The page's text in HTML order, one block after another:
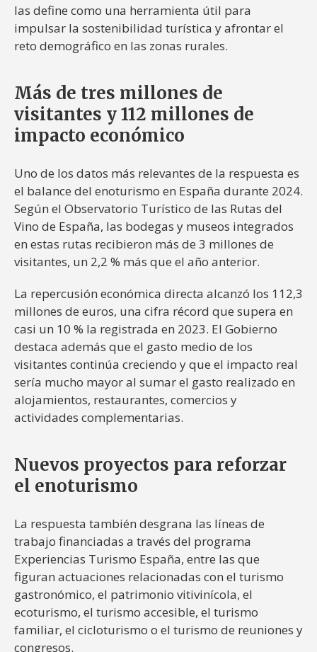
las define como una herramienta útil para
impulsar la sostenibilidad turística y afrontar el
reto demográfico en las zonas rurales.
Más de tres millones de
visitantes y 112 millones de
impacto económico
Uno de los datos más relevantes de la respuesta es
el balance del enoturismo en España durante 2024.
Según el Observatorio Turístico de las Rutas del
Vino de España, las bodegas y museos integrados
en estas rutas recibieron más de 3 millones de
visitantes, un 2,2 % más que el año anterior.
La repercusión económica directa alcanzó los 112,3
millones de euros, una cifra récord que supera en
casi un 10 % la registrada en 2023. El Gobierno
destaca además que el gasto medio de los
visitantes continúa creciendo y que el impacto real
sería mucho mayor al sumar el gasto realizado en
alojamientos, restaurantes, comercios y
actividades complementarias.
Nuevos proyectos para reforzar
el enoturismo
La respuesta también desgrana las líneas de
trabajo financiadas a través del programa
Experiencias Turismo España, entre las que
figuran actuaciones relacionadas con el turismo
gastronómico, el patrimonio vitivinícola, el
ecoturismo, el turismo accesible, el turismo
familiar, el cicloturismo o el turismo de reuniones y
congresos.